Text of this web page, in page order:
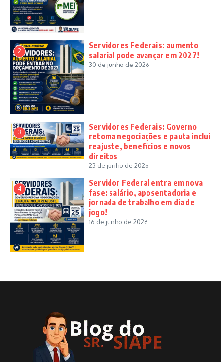
2
Servidores Federais: aumento
salarial pode avançar em 2027!
30 de junho de 2026
3
Servidores Federais: Governo
retoma negociações e pauta inclui
reajuste, benefícios e novos
direitos
23 de junho de 2026
4
Servidor Federal entra em nova
fase: salário, aposentadoria e
jornada de trabalho em dia de
jogo!
16 de junho de 2026